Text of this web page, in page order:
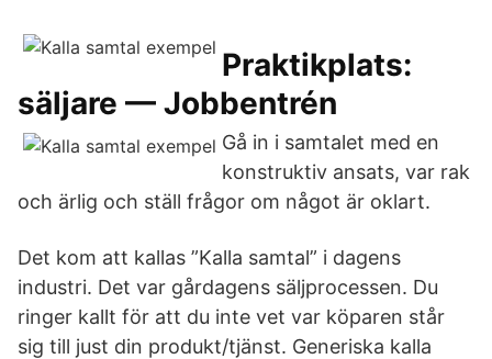
Praktikplats:
säljare — Jobbentrén
Gå in i samtalet med en
konstruktiv ansats, var rak
och ärlig och ställ frågor om något är oklart.
Det kom att kallas ”Kalla samtal” i dagens
industri. Det var gårdagens säljprocessen. Du
ringer kallt för att du inte vet var köparen står
sig till just din produkt/tjänst. Generiska kalla